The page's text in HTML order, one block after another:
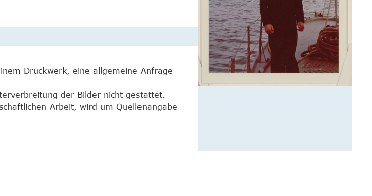
Druckwerk, eine allgemeine Anfrage
der Bilder nicht gestattet.
Arbeit, wird um Quellenangabe